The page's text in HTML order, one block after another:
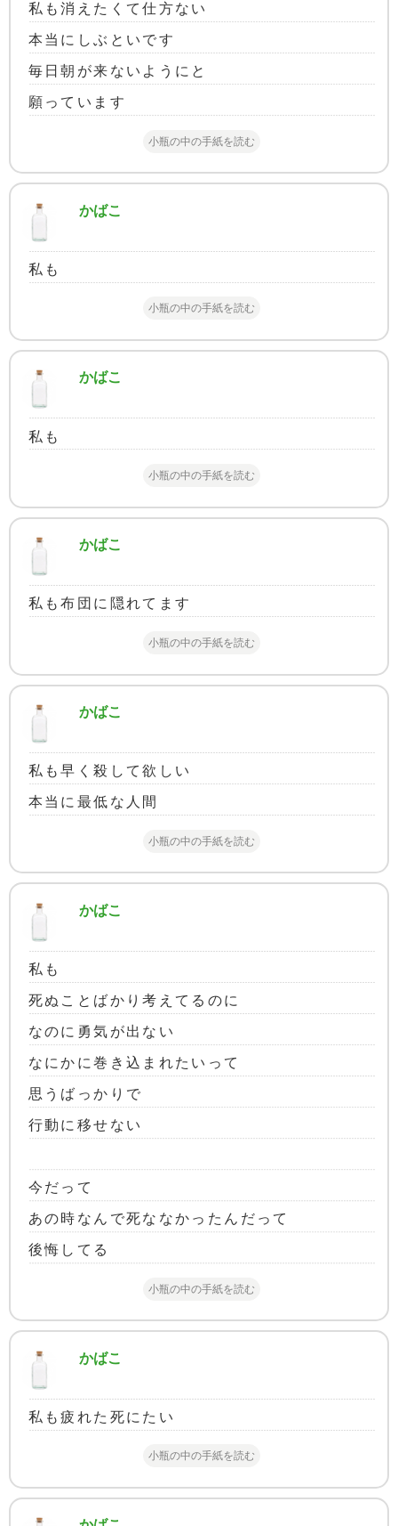
私も消えたくて仕方ない
本当にしぶといです
毎日朝が来ないようにと
願っています
小瓶の中の手紙を読む
かばこ
私も
小瓶の中の手紙を読む
かばこ
私も
小瓶の中の手紙を読む
かばこ
私も布団に隠れてます
小瓶の中の手紙を読む
かばこ
私も早く殺して欲しい
本当に最低な人間
小瓶の中の手紙を読む
かばこ
私も
死ぬことばかり考えてるのに
なのに勇気が出ない
なにかに巻き込まれたいって
思うばっかりで
行動に移せない
今だって
あの時なんで死ななかったんだって
後悔してる
小瓶の中の手紙を読む
かばこ
私も疲れた死にたい
小瓶の中の手紙を読む